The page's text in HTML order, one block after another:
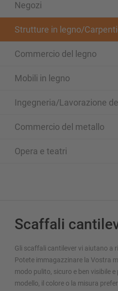
Negozi
Strutture in legno/
Commercio del legno
Mobili in legno
Ingegneria/Lavorazione
Commercio del metallo
Opera e teatri
Scaffali
Gli scaffali cantilever vi aiutano a
Potete immagazzinare la Vostra
modo pulito, sicuro e ben visibile
modello, il colore o la misura